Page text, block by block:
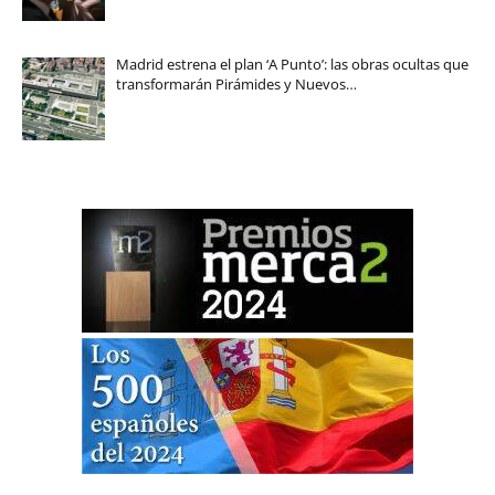
Madrid estrena el plan ‘A Punto’: las obras ocultas que
transformarán Pirámides y Nuevos…